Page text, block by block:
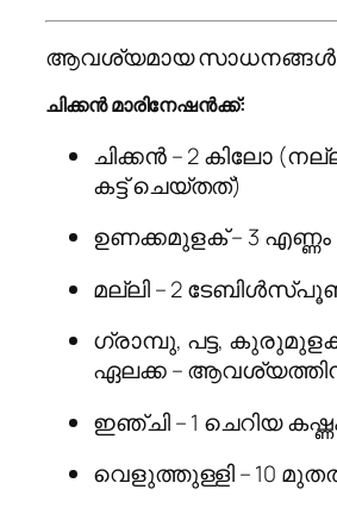
ആവശ്യമായ സാധനങ്ങൾ
ചിക്കൻ മാരിനേഷൻക്ക്:
ചിക്കൻ – 2 കിലോ
കട്ട് ചെയ്‌തത്)
ഉണക്കമുളക് – 3 എണ്ണം
മല്ലി – 2
ഗ്രാമ്പു, പട്ട,
ഏലക്ക –
ഇഞ്ചി – 1 ചെറിയ
വെളുത്തുള്ളി – 10